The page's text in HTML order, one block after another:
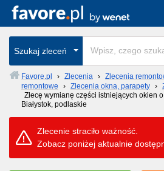
Szukaj zleceń
Favore.pl › Zlecenia › Zlecenia
remontowe
› Zlecenia okna, parapety ›
Zlecę wymianę części istniejących okien
Białystok, podlaskie
Zlecenie straciło ważność.
Zobacz poniżej aktualnie
Cała Polska
wszystkie w całym kraju